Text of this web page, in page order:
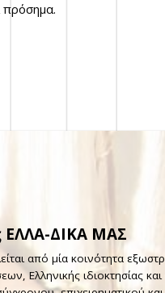
πρόσημα.
ΕΛΛΑ-ΔΙΚΑ ΜΑΣ
από μία κοινότητα
Ελληνικής ιδιοκτησίας